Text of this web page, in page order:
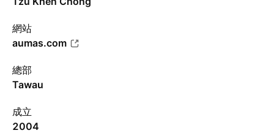
網站
aumas.com
總部
Tawau
成立
2004